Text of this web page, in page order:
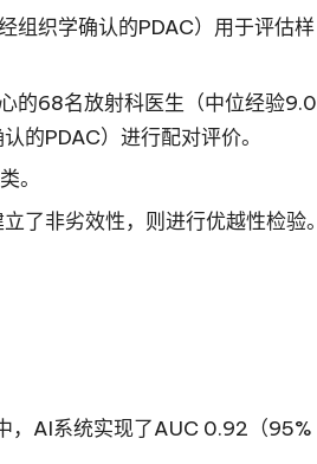
组织学确认的PDAC）用于评估样
的68名放射科医生（中位经验9.0
的PDAC）进行配对评价。
。
了非劣效性，则进行优越性检验。
，AI系统实现了AUC 0.92（95%